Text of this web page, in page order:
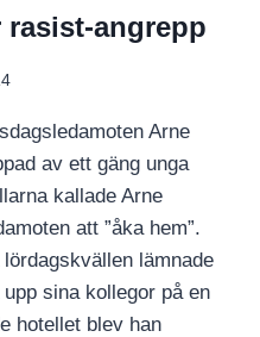
angrepp
Arne
av ett gäng unga
kallade Arne
att ”åka hem”.
lämnade
sina kollegor på en
hotellet blev han